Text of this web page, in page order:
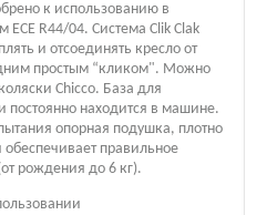
к использованию в
ECE R44/04. Система Clik Clak
и отсоединять кресло от
простым “кликом". Можно
Chicco. База для
постоянно находится в машине.
опорная подушка, плотно
правильное
рождения до 6 кг).